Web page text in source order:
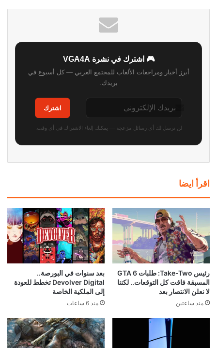
🎮 اشترك في نشرة VGA4A
أبرز أخبار ومراجعات الألعاب للمجتمع العربي — كل أسبوع في
بريدك.
اشترك
لن نرسل لك أي رسائل مزعجة — يمكنك إلغاء الاشتراك في أي وقت.
اقرأ ايضا
رئيس Take-Two: طلبات GTA 6
المسبقة فاقت كل التوقعات.. لكننا
لا نعلن الانتصار بعد
منذ ساعتين
بعد سنوات في البورصة..
Devolver Digital تخطط للعودة
إلى الملكية الخاصة
منذ 6 ساعات